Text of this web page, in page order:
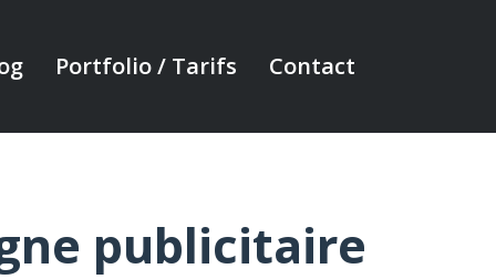
Portfolio / Tarifs Contact
publicitaire